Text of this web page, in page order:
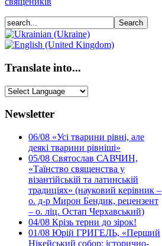
Translate into...
Newsletter
06/08 «Усі тварини рівні, але
деякі тварини рівніші»
05/08 Святослав САВЧИН,
«Таїнство священства у
візантійській та латинській
традиціях» (науковий керівник –
о. д-р Мирон Бендик, рецензент
– о. ліц. Остап Черхавський)
04/08 Крізь терни до зірок!
01/08 Юрій ГРИГЕЛЬ, «Перший
Нікейський собор: історично-